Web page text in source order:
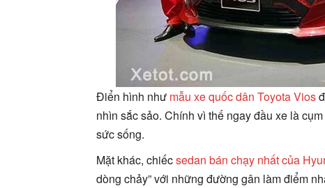
Điển hình như mẫu xe quốc dân Toyota Vios
nhìn sắc sảo. Chính vì thế ngay đầu xe là
sức sống.
Mặt khác, chiếcsedan bán chạy nhất của
dòng chảy” với những đường gân làm điểm